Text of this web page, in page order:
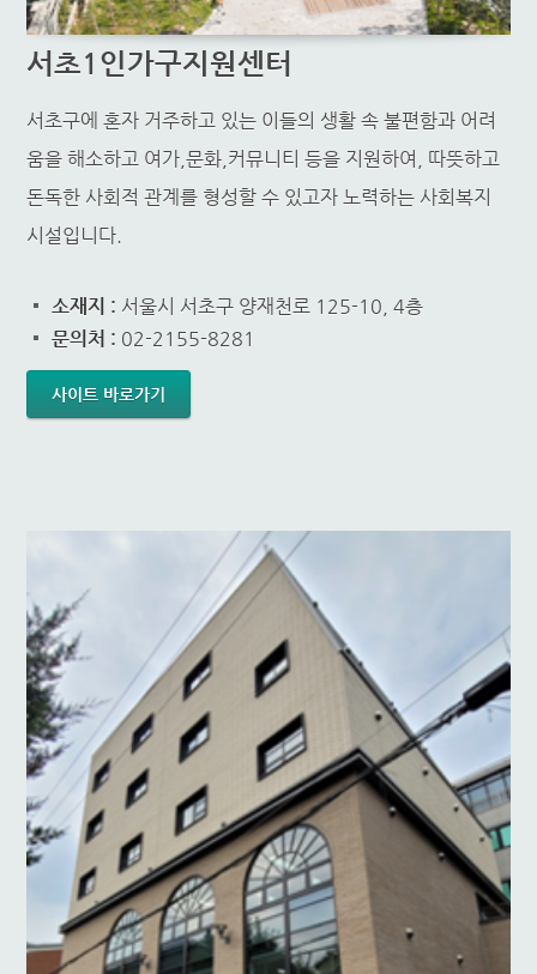
서초1인가구지원센터
서초구에 혼자 거주하고 있는 이들의 생활 속 불편함과 어려
움을 해소하고 여가,문화,커뮤니티 등을 지원하여, 따뜻하고
돈독한 사회적 관계를 형성할 수 있고자 노력하는 사회복지
시설입니다.
소재지 : 서울시 서초구 양재천로 125-10, 4층
문의처 : 02-2155-8281
사이트 바로가기